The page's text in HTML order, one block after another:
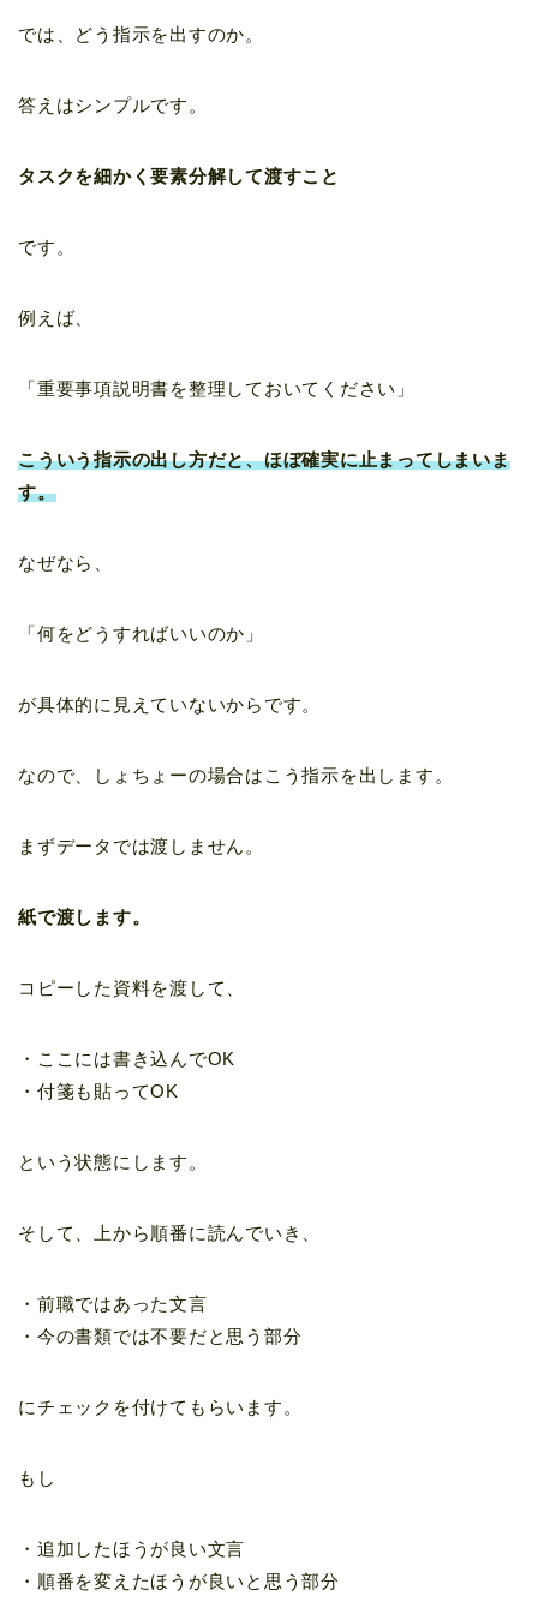
では、どう指示を出すのか。
答えはシンプルです。
タスクを細かく要素分解して渡すこと
です。
例えば、
「重要事項説明書を整理しておいてください」
こういう指示の出し方だと、ほぼ確実に止まってしまいま
す。
なぜなら、
「何をどうすればいいのか」
が具体的に見えていないからです。
なので、しょちょーの場合はこう指示を出します。
まずデータでは渡しません。
紙で渡します。
コピーした資料を渡して、
・ここには書き込んでOK
・付箋も貼ってOK
という状態にします。
そして、上から順番に読んでいき、
・前職ではあった文言
・今の書類では不要だと思う部分
にチェックを付けてもらいます。
もし
・追加したほうが良い文言
・順番を変えたほうが良いと思う部分